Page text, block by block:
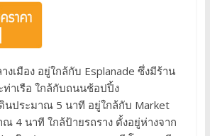
งเมือง อยู่ใกล้กับ Esplanade ซึ่งมีร้าน
ท่าเรือ ใกล้กับถนนช้อปปิ้ง
นประมาณ 5 นาที อยู่ใกล้กับ Market
ณ 4 นาที ใกล้ป้ายรถราง ตั้งอยู่ห่างจาก